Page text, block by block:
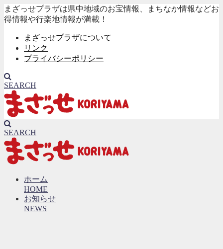
まざっせプラザは県中地域のお宝情報、まちなか情報などお
得情報や行楽地情報が満載！
まざっせプラザについて
リンク
プライバシーポリシー
SEARCH
SEARCH
ホーム
HOME
お知らせ
NEWS